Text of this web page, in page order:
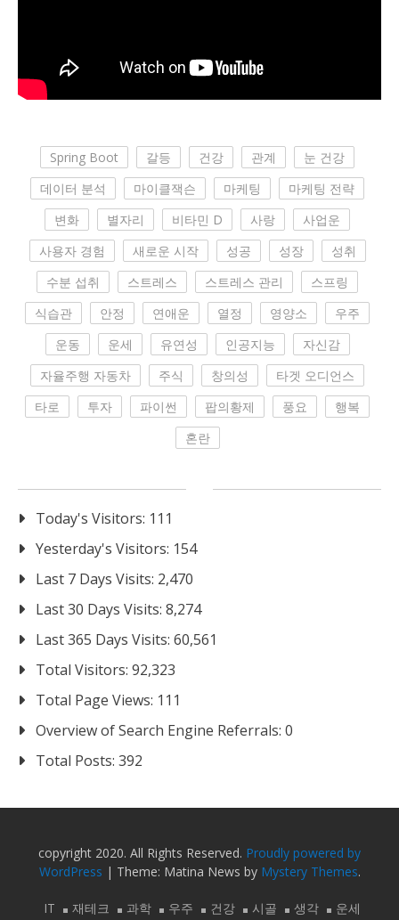
Spring Boot 갈등 건강 관계
눈 건강
데이터 분석
마이클잭슨 마케팅
마케팅 전략
변화
별자리 비타민 D 사랑
사업운
사용자 경험
새로운 시작 성공 성장
성취
수분 섭취
스트레스 스트레스 관리
스프링
식습관
안정 연애운 열정 영양소
우주
운동
운세 유연성 인공지능
자신감
자율주행 자동차
주식 창의성
타겟 오디언스
타로
투자 파이썬 팝의황제 풍요
행복
혼란
Today's Visitors: 111
Yesterday's Visitors: 154
Last 7 Days Visits: 2,470
Last 30 Days Visits: 8,274
Last 365 Days Visits: 60,561
Total Visitors: 92,323
Total Page Views: 111
Overview of Search Engine Referrals: 0
Total Posts: 392
copyright 2020. All Rights Reserved. Proudly powered by
WordPress | Theme: Matina News by Mystery Themes.
IT 재테크 과학 우주 건강 시골 생각 운세